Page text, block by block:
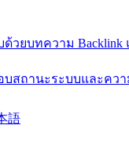
วยบทความ Backlink แ
บสถานะระบบและคว
語